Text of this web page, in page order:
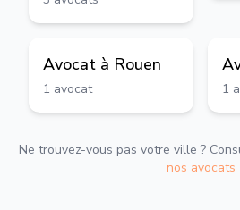
Avocat à Rouen
1 avocat 1
Ne trouvez-vous pas votre ville ?
nos avocats